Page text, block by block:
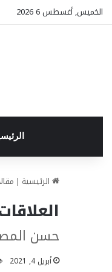
الخميس, أغسطس 6 2026
الرئيسية |
حسن
أبريل 4, 2021